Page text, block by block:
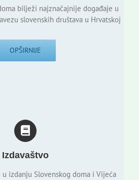
bilježi najznačajnije događaje u
slovenskih društava u Hrvatskoj
OPŠIRNIJE
Izdavaštvo
izdanju Slovenskog doma i Vijeća